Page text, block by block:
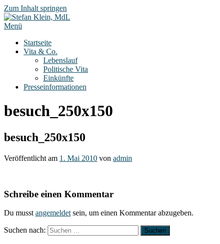
Zum Inhalt springen
Menü
Startseite
Vita & Co.
Lebenslauf
Politische Vita
Einkünfte
Presseinformationen
besuch_250x150
besuch_250x150
Veröffentlicht am 1. Mai 2010 von admin
Schreibe einen Kommentar
Du musst angemeldet sein, um einen Kommentar abzugeben.
Suchen nach: